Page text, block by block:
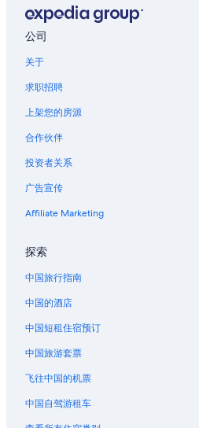
公司
关于
求职招聘
上架您的房源
合作伙伴
投资者关系
广告宣传
Affiliate Marketing
探索
中国旅行指南
中国的酒店
中国短租住宿预订
中国旅游套票
飞往中国的机票
中国自驾游租车